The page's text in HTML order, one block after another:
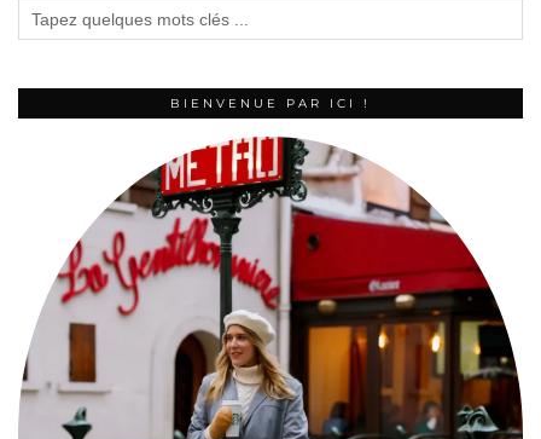
BIENVENUE PAR ICI !